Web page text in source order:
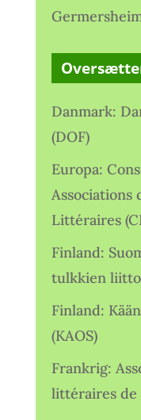
Danmark:
(DOF)
Europa:
Associations
Littéraires
Finland:
tulkkien liitto
Finland:
(KAOS)
Frankrig:
littéraires de